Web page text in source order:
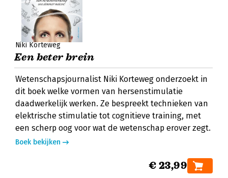
Niki Korteweg
Een beter brein
Wetenschapsjournalist Niki Korteweg onderzoekt in
dit boek welke vormen van hersenstimulatie
daadwerkelijk werken. Ze bespreekt technieken van
elektrische stimulatie tot cognitieve training, met
een scherp oog voor wat de wetenschap erover zegt.
Boek bekijken
€ 23,99